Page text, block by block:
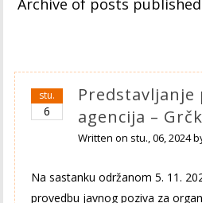
Archive of posts
stu.
6
Predstavljanje
agencija –
Written on stu., 06, 2024
Na sastanku održanom 5. 11.
provedbu javnog poziva za